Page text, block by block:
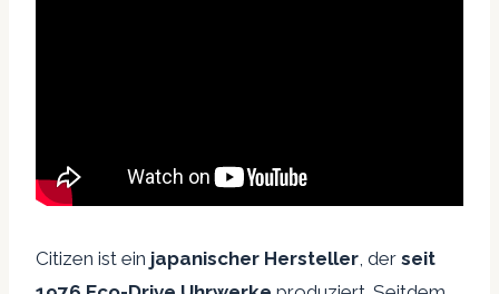
Citizen ist ein japanischer Hersteller, der seit